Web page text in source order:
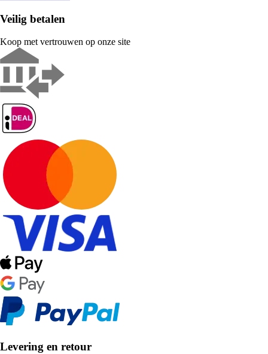
Veilig betalen
Koop met vertrouwen op onze site
Levering en retour